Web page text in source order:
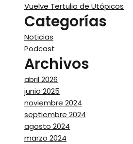
Vuelve Tertulia de Utópicos
Categorías
Noticias
Podcast
Archivos
abril 2026
junio 2025
noviembre 2024
septiembre 2024
agosto 2024
marzo 2024